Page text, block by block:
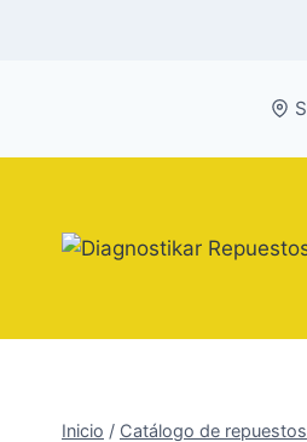
Inicio / Catálogo de repuestos